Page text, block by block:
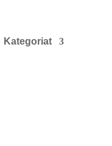
Kategoriat